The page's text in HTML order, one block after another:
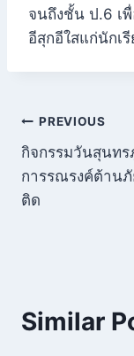
จนถึงชั้น ป.6 เ
อีสุกอีใสแก่นักเ
แนะแนว
เรื่อง
PREVIOUS
กิจกรรมวันสุนทร
การรณรงค์ต้านภั
ติด
Similar